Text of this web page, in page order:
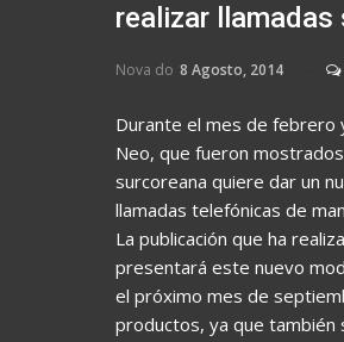
realizar
Nova do 8 Agosto, 2014
Durante el mes de febrero
Neo, que fueron
surcoreana quiere dar un
llamadas telefónicas de
La publicación que ha
presentará este nuevo
el próximo mes de
productos, ya que también